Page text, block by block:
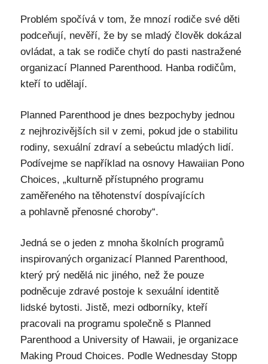
Problém spočívá v tom, že mnozí rodiče své děti
podceňují, nevěří, že by se mladý člověk dokázal
ovládat, a tak se rodiče chytí do pasti nastražené
organizací Planned Parenthood. Hanba rodičům,
kteří to udělají.
Planned Parenthood je dnes bezpochyby jednou
z nejhrozivějších sil v zemi, pokud jde o stabilitu
rodiny, sexuální zdraví a sebeúctu mladých lidí.
Podívejme se například na osnovy Hawaiian Pono
Choices, „kulturně přístupného programu
zaměřeného na těhotenství dospívajících
a pohlavně přenosné choroby“.
Jedná se o jeden z mnoha školních programů
inspirovaných organizací Planned Parenthood,
který prý nedělá nic jiného, než že pouze
podněcuje zdravé postoje k sexuální identitě
lidské bytosti. Jistě, mezi odborníky, kteří
pracovali na programu společně s Planned
Parenthood a University of Hawaii, je organizace
Making Proud Choices. Podle Wednesday Stopp